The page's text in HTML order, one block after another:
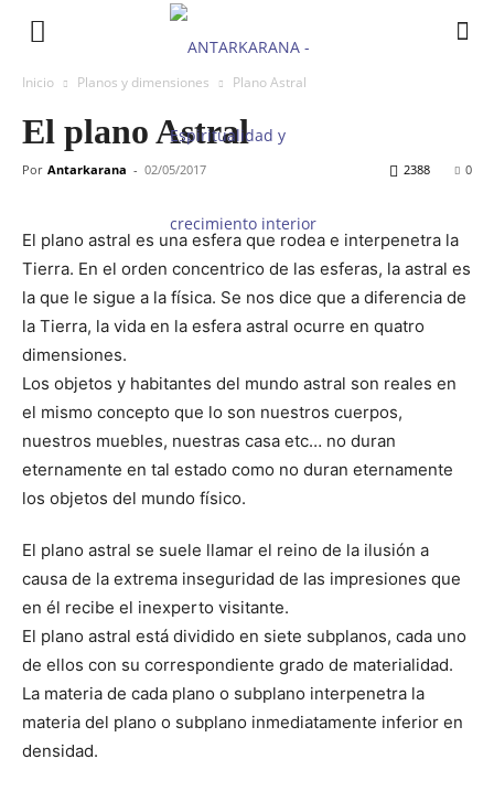
Inicio Planos y dimensiones Plano Astral
El plano Astral
Por Antarkarana - 02/05/2017 0
2388
El plano astral es una esfera que rodea e interpenetra la
Tierra. En el orden concentrico de las esferas, la astral es
la que le sigue a la física. Se nos dice que a diferencia de
la Tierra, la vida en la esfera astral ocurre en quatro
dimensiones.
Los objetos y habitantes del mundo astral son reales en
el mismo concepto que lo son nuestros cuerpos,
nuestros muebles, nuestras casa etc… no duran
eternamente en tal estado como no duran eternamente
los objetos del mundo físico.
El plano astral se suele llamar el reino de la ilusión a
causa de la extrema inseguridad de las impresiones que
en él recibe el inexperto visitante.
El plano astral está dividido en siete subplanos, cada uno
de ellos con su correspondiente grado de materialidad.
La materia de cada plano o subplano interpenetra la
materia del plano o subplano inmediatamente inferior en
densidad.